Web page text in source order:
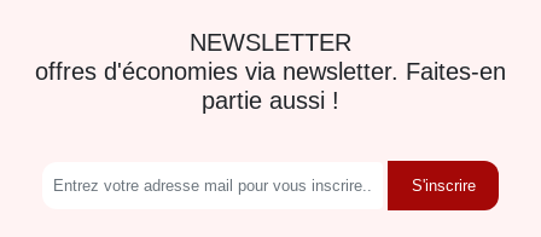
NEWSLETTER
offres d'économies via newsletter. Faites-en
partie aussi !
S'inscrire